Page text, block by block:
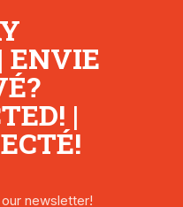
ENVIE
|
newsletter!